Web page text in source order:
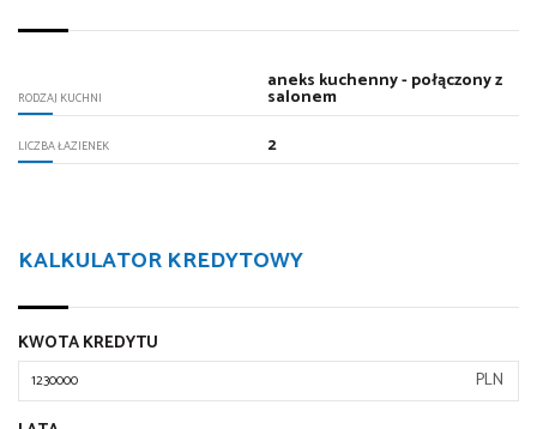
RODZAJ KUCHNI
aneks kuchenny - połączony z
salonem
LICZBA ŁAZIENEK 2
KALKULATOR KREDYTOWY
KWOTA KREDYTU
PLN